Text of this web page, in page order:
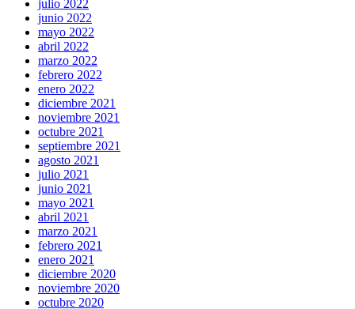
julio 2022
junio 2022
mayo 2022
abril 2022
marzo 2022
febrero 2022
enero 2022
diciembre 2021
noviembre 2021
octubre 2021
septiembre 2021
agosto 2021
julio 2021
junio 2021
mayo 2021
abril 2021
marzo 2021
febrero 2021
enero 2021
diciembre 2020
noviembre 2020
octubre 2020